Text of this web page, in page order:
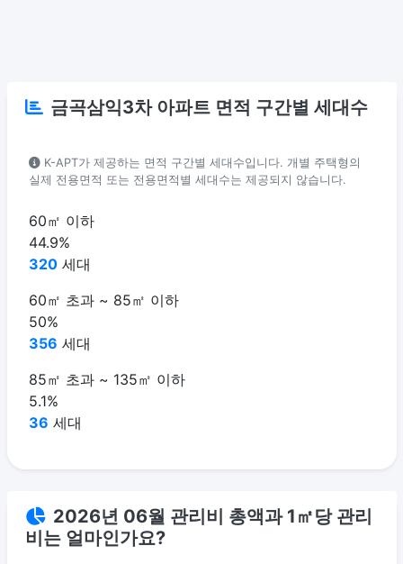
금곡삼익3차 아파트 면적 구간별 세대수
K-APT가 제공하는 면적 구간별 세대수입니다. 개별 주택형의
실제 전용면적 또는 전용면적별 세대수는 제공되지 않습니다.
60㎡ 이하
44.9%
320 세대
60㎡ 초과 ~ 85㎡ 이하
50%
356 세대
85㎡ 초과 ~ 135㎡ 이하
5.1%
36 세대
2026년 06월 관리비 총액과 1㎡당 관리
비는 얼마인가요?